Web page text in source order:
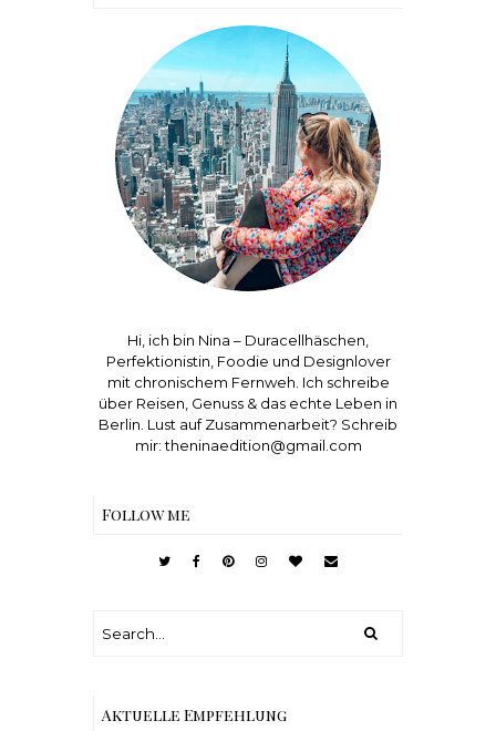
Hi, ich bin Nina – Duracellhäschen,
Perfektionistin, Foodie und Designlover
mit chronischem Fernweh. Ich schreibe
über Reisen, Genuss & das echte Leben in
Berlin. Lust auf Zusammenarbeit? Schreib
mir: theninaedition@gmail.com
Follow me
Aktuelle Empfehlung